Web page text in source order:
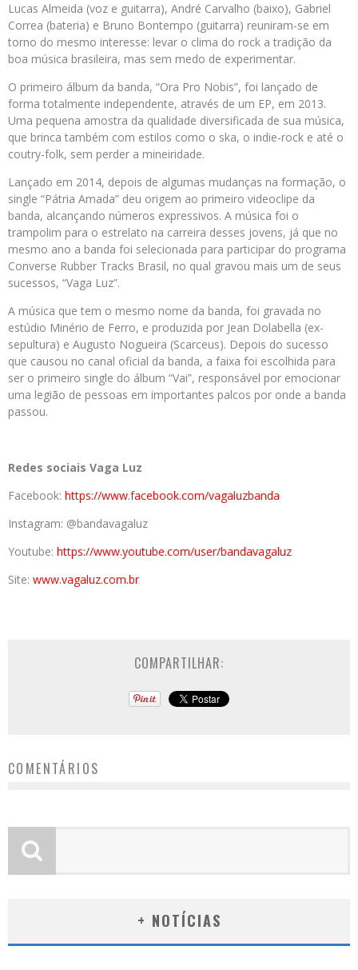
Lucas Almeida (voz e guitarra), André Carvalho (baixo), Gabriel
Correa (bateria) e Bruno Bontempo (guitarra) reuniram-se em
torno do mesmo interesse: levar o clima do rock a tradição da
boa música brasileira, mas sem medo de experimentar.
O primeiro álbum da banda, “Ora Pro Nobis”, foi lançado de
forma totalmente independente, através de um EP, em 2013.
Uma pequena amostra da qualidade diversificada de sua música,
que brinca também com estilos como o ska, o indie-rock e até o
coutry-folk, sem perder a mineiridade.
Lançado em 2014, depois de algumas mudanças na formação, o
single “Pátria Amada” deu origem ao primeiro videoclipe da
banda, alcançando números expressivos. A música foi o
trampolim para o estrelato na carreira desses jovens, já que no
mesmo ano a banda foi selecionada para participar do programa
Converse Rubber Tracks Brasil, no qual gravou mais um de seus
sucessos, “Vaga Luz”.
A música que tem o mesmo nome da banda, foi gravada no
estúdio Minério de Ferro, e produzida por Jean Dolabella (ex-
sepultura) e Augusto Nogueira (Scarceus). Depois do sucesso
que causou no canal oficial da banda, a faixa foi escolhida para
ser o primeiro single do álbum “Vai”, responsável por emocionar
uma legião de pessoas em importantes palcos por onde a banda
passou.
Redes sociais Vaga Luz
Facebook: https://www.facebook.com/vagaluzbanda
Instagram: @bandavagaluz
Youtube: https://www.youtube.com/user/bandavagaluz
Site: www.vagaluz.com.br
COMPARTILHAR:
COMENTÁRIOS
+ NOTÍCIAS